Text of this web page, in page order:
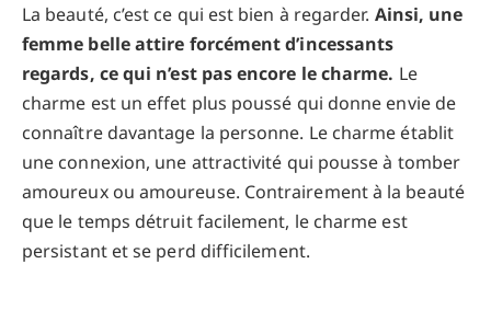
La beauté, c’est ce qui est bien à regarder. Ainsi, une
femme belle attire forcément d’incessants
regards, ce qui n’est pas encore le charme. Le
charme est un effet plus poussé qui donne envie de
connaître davantage la personne. Le charme établit
une connexion, une attractivité qui pousse à tomber
amoureux ou amoureuse. Contrairement à la beauté
que le temps détruit facilement, le charme est
persistant et se perd difficilement.